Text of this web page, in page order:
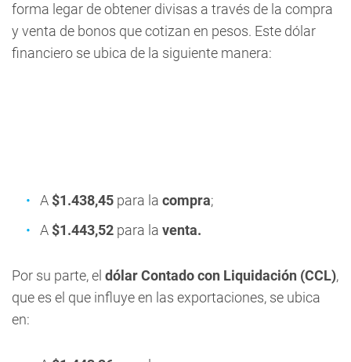
forma legar de obtener divisas a través de la compra
y venta de bonos que cotizan en pesos. Este dólar
financiero se ubica de la siguiente manera:
A $1.438,45 para la compra;
A $1.443,52 para la venta.
Por su parte, el dólar Contado con Liquidación (CCL),
que es el que influye en las exportaciones, se ubica
en: